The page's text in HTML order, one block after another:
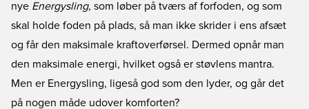
nye Energysling, som løber på tværs af forfoden, og som
skal holde foden på plads, så man ikke skrider i ens afsæt
og får den maksimale kraftoverførsel. Dermed opnår man
den maksimale energi, hvilket også er støvlens mantra.
Men er Energysling, ligeså god som den lyder, og går det
på nogen måde udover komforten?